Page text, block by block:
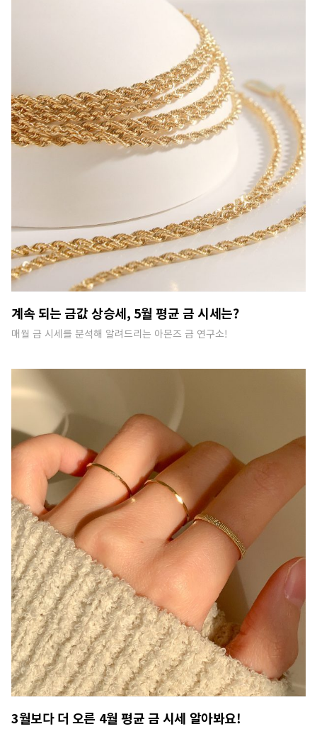
계속 되는 금값 상승세, 5월 평균 금 시세는?
매월 금 시세를 분석해 알려드리는 아몬즈 금 연구소!
3월보다 더 오른 4월 평균 금 시세 알아봐요!